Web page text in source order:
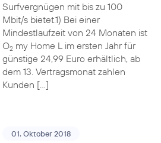
Surfvergnügen mit bis zu 100
Mbit/s bietet.1) Bei einer
Mindestlaufzeit von 24 Monaten ist
O2my Home L im ersten Jahr für
günstige 24,99 Euro erhältlich, ab
dem 13. Vertragsmonat zahlen
Kunden […]
01. Oktober 2018